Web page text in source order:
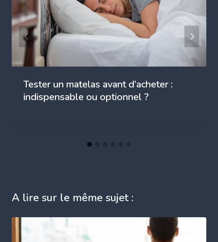
Tester un matelas avant d’acheter :
indispensable ou optionnel ?
A lire sur le même sujet :